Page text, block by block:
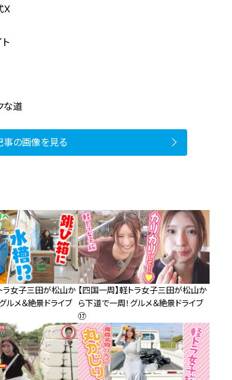
X
な道
事の画像を見る
ラ女子三田が松山か
ルメ＆絶景ドライブ
【四国一周】軽トラ女子三田が松山か
ら下道で一周！グルメ＆絶景ドライブ
⑰